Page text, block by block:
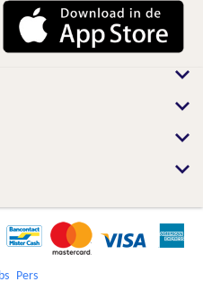
Pers